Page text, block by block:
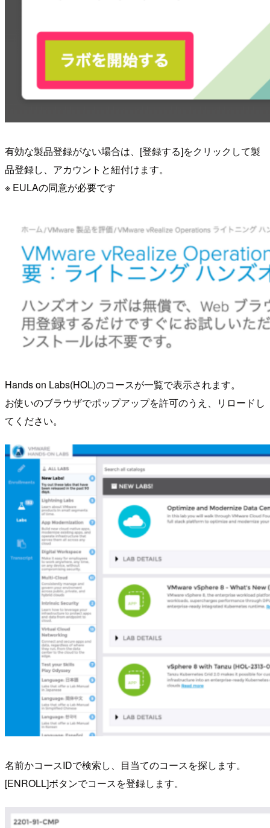
有効な製品登録がない場合は、[登録する]をクリックして製
品登録し、アカウントと紐付けます。
※ EULAの同意が必要です
Hands on Labs(HOL)のコースが一覧で表示されます。
お使いのブラウザでポップアップを許可のうえ、リロードし
てください。
名前かコースIDで検索し、目当てのコースを探します。
[ENROLL]ボタンでコースを登録します。